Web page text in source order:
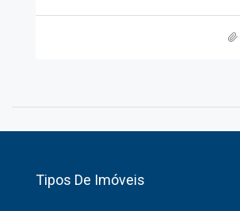
Tipos De Imóveis